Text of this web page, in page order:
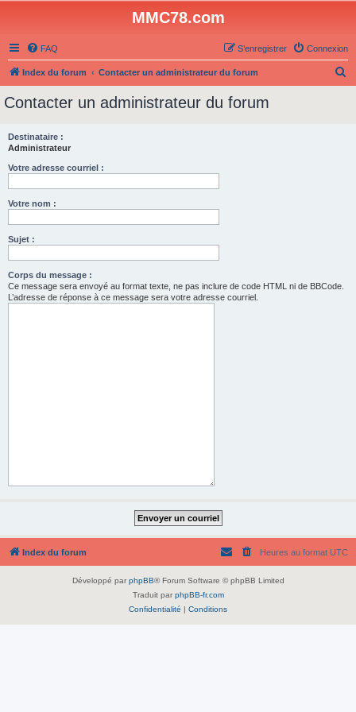
MMC78.com
FAQ Connexion
S’enregistrer
Index du forum Contacter un administrateur du forum
Contacter un administrateur du forum
Destinataire :
Administrateur
Votre adresse courriel :
Votre nom :
Sujet :
Corps du message :
Ce message sera envoyé au format texte, ne pas inclure de code HTML ni de BBCode.
L’adresse de réponse à ce message sera votre adresse courriel.
Index du forum Heures au format UTC
Développé par phpBB® Forum Software © phpBB Limited
Traduit par phpBB-fr.com
Confidentialité | Conditions